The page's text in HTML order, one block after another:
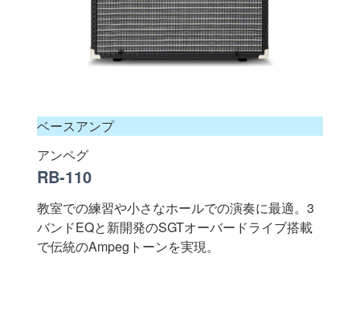
ベースアンプ
アンペグ
RB-110
教室での練習や小さなホールでの演奏に最適。3
バンドEQと新開発のSGTオーバードライブ搭載
で伝統のAmpegトーンを実現。